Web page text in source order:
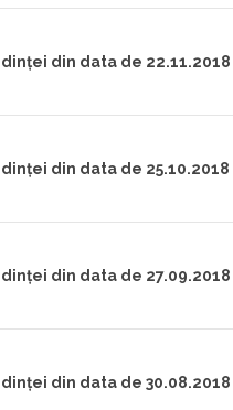
din data de 22.11.2018
din data de 25.10.2018
din data de 27.09.2018
din data de 30.08.2018